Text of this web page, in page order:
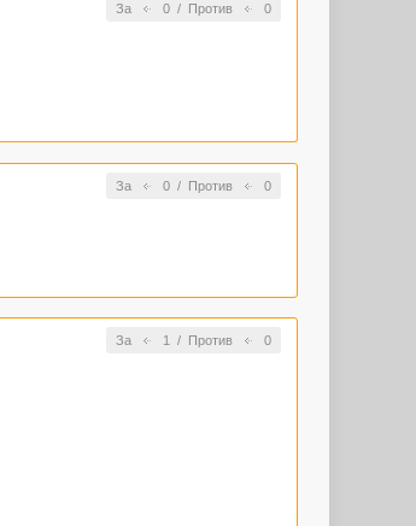
За 0/ Против 0
За 0/ Против 0
За 1 / Против 0